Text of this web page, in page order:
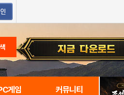
게임 커뮤니티